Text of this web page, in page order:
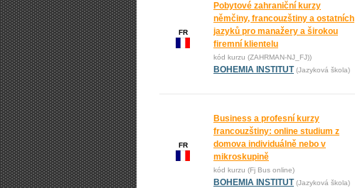
FR
Pobytové zahraniční kurzy
němčiny, francouzštiny a ostatních
jazyků pro manažery a širokou
firemní klientelu
kód kurzu (ZAHRMAN-NJ_FJ))
BOHEMIA INSTITUT (Jazyková škola)
FR
Business a profesní kurzy
francouzštiny: online studium z
domova individuálně nebo v
mikroskupině
kód kurzu (Fj Bus online)
BOHEMIA INSTITUT (Jazyková škola)